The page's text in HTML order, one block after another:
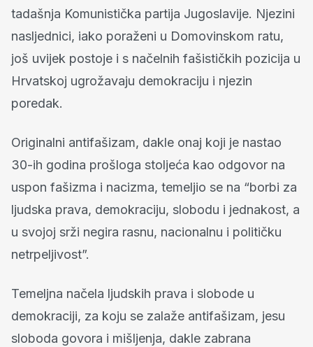
tadašnja Komunistička partija Jugoslavije. Njezini
nasljednici, iako poraženi u Domovinskom ratu,
još uvijek postoje i s načelnih fašističkih pozicija u
Hrvatskoj ugrožavaju demokraciju i njezin
poredak.
Originalni antifašizam, dakle onaj koji je nastao
30-ih godina prošloga stoljeća kao odgovor na
uspon fašizma i nacizma, temeljio se na “borbi za
ljudska prava, demokraciju, slobodu i jednakost, a
u svojoj srži negira rasnu, nacionalnu i političku
netrpeljivost”.
Temeljna načela ljudskih prava i slobode u
demokraciji, za koju se zalaže antifašizam, jesu
sloboda govora i mišljenja, dakle zabrana